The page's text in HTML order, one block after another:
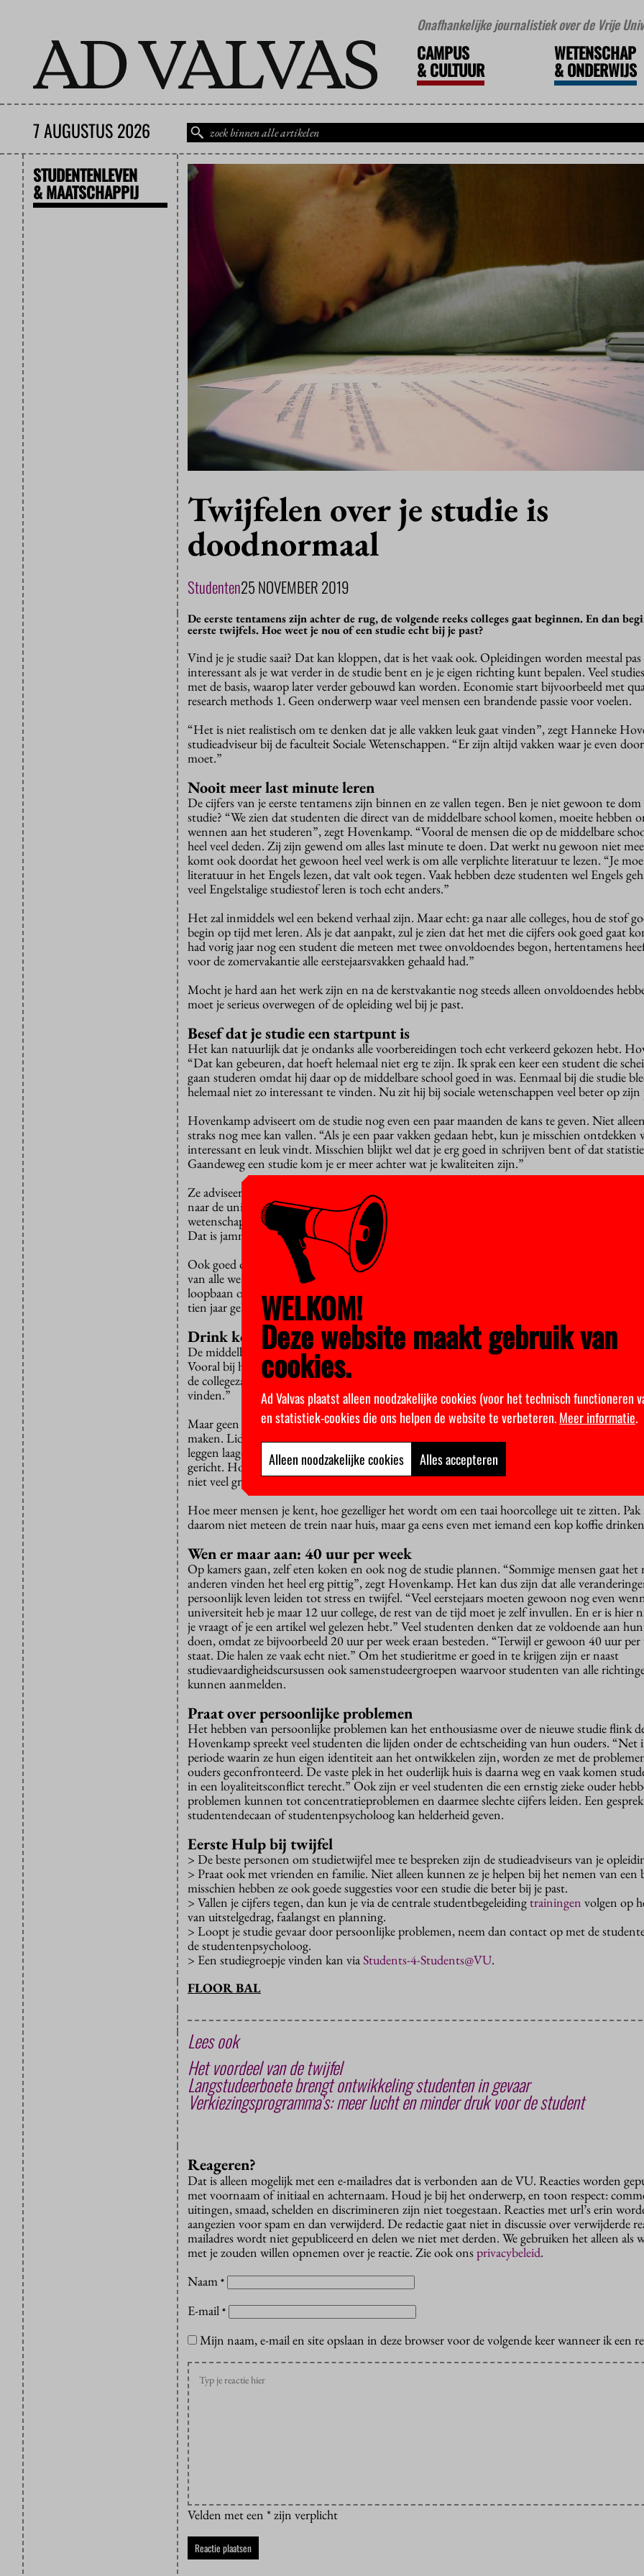
Onafhankelijke journalistiek over de Vrije
CAMPUS
&CULTUUR
WETENSCHAP
&ONDERWIJS
7 AUGUSTUS 2026
STUDENTENLEVEN
& MAATSCHAPPIJ
Twijfelen over je studie is
doodnormaal
Studenten25 NOVEMBER 2019
De eerste tentamens zijn achter de rug, de volgende reeks colleges gaat beginnen. En dan
eerste twijfels. Hoe weet je nou of een studie echt bij je past?
Vind je je studie saai? Dat kan kloppen, dat is het vaak ook. Opleidingen worden meestal
interessant als je wat verder in de studie bent en je je eigen richting kunt bepalen. Veel
met de basis, waarop later verder gebouwd kan worden. Economie start bijvoorbeeld met
research methods 1. Geen onderwerp waar veel mensen een brandende passie voor voelen.
“Het is niet realistisch om te denken dat je alle vakken leuk gaat vinden”, zegt Hanneke
studieadviseur bij de faculteit Sociale Wetenschappen. “Er zijn altijd vakken waar je even
moet.”
Nooit meer last minute leren
De cijfers van je eerste tentamens zijn binnen en ze vallen tegen. Ben je niet gewoon te dom
studie? “We zien dat studenten die direct van de middelbare school komen, moeite hebben
wennen aan het studeren”, zegt Hovenkamp. “Vooral de mensen die op de middelbare
heel veel deden. Zij zijn gewend om alles last minute te doen. Dat werkt nu gewoon niet
komt ook doordat het gewoon heel veel werk is om alle verplichte literatuur te lezen. “Je
literatuur in het Engels lezen, dat valt ook tegen. Vaak hebben deze studenten wel Engels
veel Engelstalige studiestof leren is toch echt anders.”
Het zal inmiddels wel een bekend verhaal zijn. Maar echt: ga naar alle colleges, hou de stof
begin op tijd met leren. Als je dat aanpakt, zul je zien dat het met die cijfers ook goed gaat
had vorig jaar nog een student die meteen met twee onvoldoendes begon, hertentamens
voor de zomervakantie alle eerstejaarsvakken gehaald had.”
Mocht je hard aan het werk zijn en na de kerstvakantie nog steeds alleen onvoldoendes
moet je serieus overwegen of de opleiding wel bij je past.
Besef dat je studie een startpunt is
Het kan natuurlijk dat je ondanks alle voorbereidingen toch echt verkeerd gekozen hebt.
“Dat kan gebeuren, dat hoeft helemaal niet erg te zijn. Ik sprak een keer een student die
gaan studeren omdat hij daar op de middelbare school goed in was. Eenmaal bij die studie
helemaal niet zo interessant te vinden. Nu zit hij bij sociale wetenschappen veel beter op zijn
Hovenkamp adviseert om de studie nog even een paar maanden de kans te geven. Niet
straks nog mee kan vallen. “Als je een paar vakken gedaan hebt, kun je misschien ontdekken
interessant en leuk vindt. Misschien blijkt wel dat je erg goed in schrijven bent of dat
Gaandeweg een studie kom je er meer achter wat je kwaliteiten zijn.”
Ze adviseert om ook eens te kijken of een hbo-opleiding beter bij je past. “Ik spreek veel
naar de universiteit gingen omdat dat hoort. Maar het kan natuurlijk dat de studiemethode
wetenschap hanteert niet zo goed bij je past. Als ik het hbo voorstel, krijg ik regelmatig veel
Dat is jammer, want misschien past zo’n studie gewoon veel beter.”
Ook goed om te bedenken: je studiekeuze is niet voor altijd. Tien jaar na afstuderen zit nog
van alle werknemers in het vakgebied van hun studie. Je opleiding is een startpunt, de rest van
loopbaan ontvouwt zich terwijl je bezig bent. Veel beroepen bestaan nu gewoon nog niet.
tien jaar geleden van Instagram-influencers gehoord?
Drink koffie na college
De middelbare school was al die jaren een veilige plek. Daar kende je de weg en had je je vaste
Vooral bij heel grote studierichtingen is het soms lastig om je weg te vinden. Hovenkamp:
de collegezaal met tweehonderd mensen. Sommige studenten vinden het moeilijk om daar
vinden.”
Maar geen enkele eerstejaars komt hier met een instant groep vrienden. Iedereen moet
maken. Lid worden van de studievereniging helpt. Daar doet iedereen dezelfde studie, zodat
leggen laagdrempelig is. Bovendien zijn daar veel activiteiten niet alleen op het consumeren
gericht. Hovenkamp adviseert om naar alle colleges te gaan, zeker naar de werkcolleges: “Die
niet veel groter dan vijftien tot twintig studenten.”
Hoe meer mensen je kent, hoe gezelliger het wordt om een taai hoorcollege uit te zitten. Pak
daarom niet meteen de trein naar huis, maar ga eens even met iemand een kop koffie
Wen er maar aan: 40 uur per week
Op kamers gaan, zelf eten koken en ook nog de studie plannen. “Sommige mensen gaat het
anderen vinden het heel erg pittig”, zegt Hovenkamp. Het kan dus zijn dat alle
persoonlijk leven leiden tot stress en twijfel. “Veel eerstejaars moeten gewoon nog even
universiteit heb je maar 12 uur college, de rest van de tijd moet je zelf invullen. En er is hier
je vraagt of je een artikel wel gelezen hebt.” Veel studenten denken dat ze voldoende aan
doen, omdat ze bijvoorbeeld 20 uur per week eraan besteden. “Terwijl er gewoon 40 uur
staat. Die halen ze vaak echt niet.” Om het studieritme er goed in te krijgen zijn er naast
studievaardigheidscursussen ook samenstudeergroepen waarvoor studenten van alle
kunnen aanmelden.
Praat over persoonlijke problemen
Het hebben van persoonlijke problemen kan het enthousiasme over de nieuwe studie flink
Hovenkamp spreekt veel studenten die lijden onder de echtscheiding van hun ouders. “Net
periode waarin ze hun eigen identiteit aan het ontwikkelen zijn, worden ze met de
ouders geconfronteerd. De vaste plek in het ouderlijk huis is daarna weg en vaak komen
in een loyaliteitsconflict terecht.” Ook zijn er veel studenten die een ernstig zieke ouder
problemen kunnen tot concentratieproblemen en daarmee slechte cijfers leiden. Een
studentendecaan of studentenpsycholoog kan helderheid geven.
Eerste Hulp bij twijfel
> De beste personen om studietwijfel mee te bespreken zijn de studieadviseurs van je
> Praat ook met vrienden en familie. Niet alleen kunnen ze je helpen bij het nemen van een
misschien hebben ze ook goede suggesties voor een studie die beter bij je past.
> Vallen je cijfers tegen, dan kun je via de centrale studentbegeleidingtrainingen volgen op
van uitstelgedrag, faalangst en planning.
> Loopt je studie gevaar door persoonlijke problemen, neem dan contact op met de
de studentenpsycholoog.
> Een studiegroepje vinden kan viaStudents-4-Students@VU.
FLOOR BAL
Lees ook
Het voordeel van de twijfel
Langstudeerboete brengt ontwikkeling studenten in gevaar
Verkiezingsprogramma’s: meer lucht en minder druk voor de student
Reageren?
Dat is alleen mogelijk met een e-mailadres dat is verbonden aan de VU. Reacties worden
met voornaam of initiaal en achternaam. Houd je bij het onderwerp, en toon respect:
uitingen, smaad, schelden en discrimineren zijn niet toegestaan. Reacties met url’s erin
aangezien voor spam en dan verwijderd. De redactie gaat niet in discussie over verwijderde
mailadres wordt niet gepubliceerd en delen we niet met derden. We gebruiken het alleen als
met je zouden willen opnemen over je reactie. Zie ook onsprivacybeleid.
Naam *
E-mail *
Mijn naam, e-mail en site opslaan in deze browser voor de volgende keer wanneer ik een
Velden met een * zijn verplicht
WELKOM!
Deze website maakt gebruik van
cookies.
Ad Valvas plaatst alleen noodzakelijke cookies (voor het technisch functioneren
en statistiek-cookies die ons helpen de website te verbeteren.Meer informatie.
Alleen noodzakelijke cookies Alles accepteren